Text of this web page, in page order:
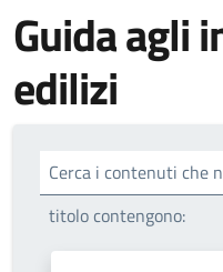
Guida agli
edilizi
Cerca i contenuti che
titolo contengono: